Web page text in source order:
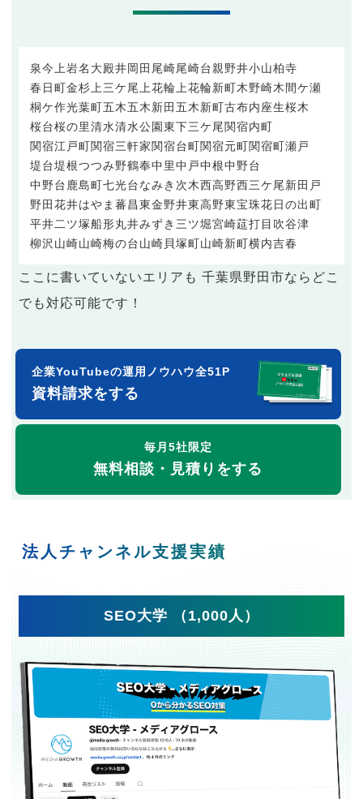
泉今上岩名 大殿井岡田 尾崎尾崎台親野井小山柏寺
春日町金杉 上三ケ尾 上花輪 上花輪新町木野崎木間ケ瀬
桐ケ作光葉町五木五木新田五木新町古布内座生桜木
桜台桜の里清水清水公園東下三ケ尾関宿内町
関宿江戸町関宿三軒家関宿台町関宿元町関宿町瀬戸
堤台堤根つつみ野鶴奉中里中戸中根中野台
中野台鹿島町七光台なみき 次木西高野西三ケ尾新田戸
野田花井はやま 蕃昌東金野井東高野東宝珠花日の出町
平井二ツ塚船形丸井みずき 三ツ堀宮崎莚打目吹谷津
柳沢 山崎山崎梅の台山崎貝塚町山崎新町横内吉春
ここに書いていないエリアも 千葉県野田市ならどこ
でも対応可能です！
企業YouTubeの運用ノウハウ全51P
資料請求をする
毎月5社限定
無料相談・見積りをする
法人チャンネル支援実績
SEO大学 （1,000人）